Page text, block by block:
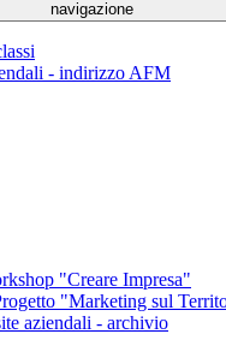
navigazione
- indirizzo AFM
"Creare Impresa"
"Marketing sul
aziendali - archivio